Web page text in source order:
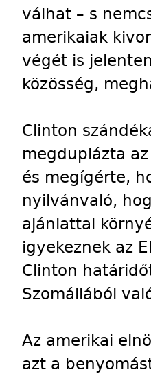
válhat – s
amerikaiak
végét is
közösség,
Clinton
megduplázta
és megígérte,
nyilvánvaló,
ajánlattal
igyekeznek az
Clinton
Szomáliából
Az amerikai
azt a